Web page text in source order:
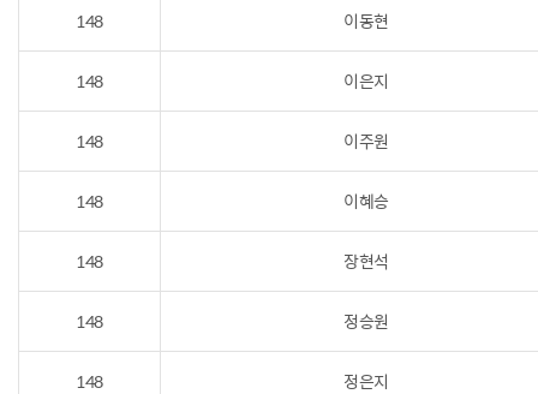
148 이동현
148 이은지
148 이주원
148 이혜승
148 장현석
148 정승원
148 정은지